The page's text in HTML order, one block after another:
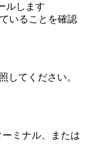
ルします
いることを確認
してください。
ミナル、または